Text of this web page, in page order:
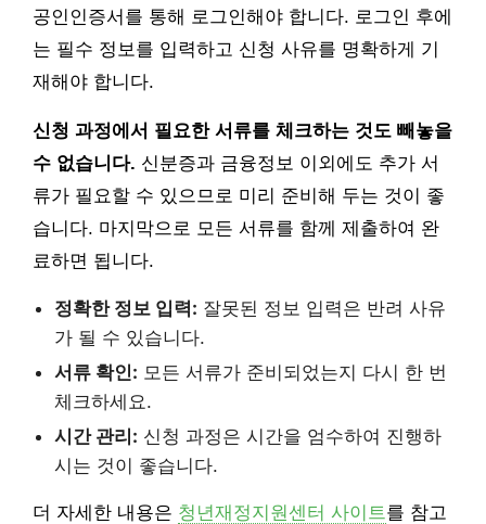
공인인증서를 통해 로그인해야 합니다. 로그인 후에
는 필수 정보를 입력하고 신청 사유를 명확하게 기
재해야 합니다.
신청 과정에서 필요한 서류를 체크하는 것도 빼놓을
수 없습니다. 신분증과 금융정보 이외에도 추가 서
류가 필요할 수 있으므로 미리 준비해 두는 것이 좋
습니다. 마지막으로 모든 서류를 함께 제출하여 완
료하면 됩니다.
정확한 정보 입력: 잘못된 정보 입력은 반려 사유
가 될 수 있습니다.
서류 확인: 모든 서류가 준비되었는지 다시 한 번
체크하세요.
시간 관리: 신청 과정은 시간을 엄수하여 진행하
시는 것이 좋습니다.
더 자세한 내용은 청년재정지원센터 사이트를 참고